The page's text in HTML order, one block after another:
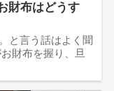
財布はどうす
と言う話はよく聞
財布を握り、旦